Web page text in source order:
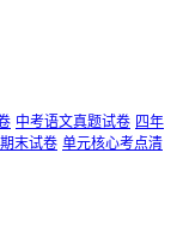
中考语文真题试卷 四年
末试卷 单元核心考点清